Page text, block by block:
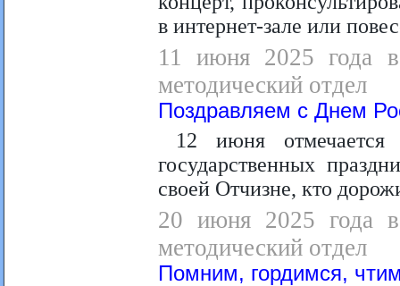
в интернет-зале или
11 июня 2025 года в
методический отдел
Поздравляем с Днем
12 июня
государственных
своей Отчизне, кто
20 июня 2025 года в
методический отдел
Помним, гордимся,